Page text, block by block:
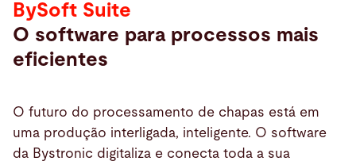
BySoft Suite
O software para processos mais
eficientes
O futuro do processamento de chapas está em
uma produção interligada, inteligente. O software
da Bystronic digitaliza e conecta toda a sua